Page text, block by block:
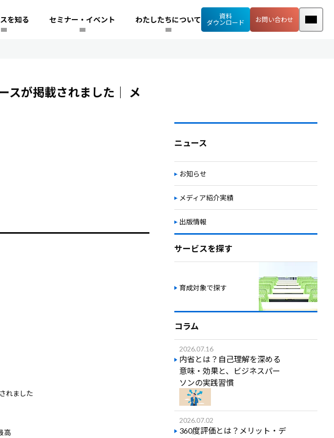
を知る セミナー・イベント わたしたちについて
資料
ダウンロード
お問い合わせ
スが掲載されました｜ メ
れました
高
ニュース
お知らせ
メディア紹介実績
出版情報
サービスを探す
育成対象で探す
コラム
2026.07.16
内省とは？自己理解を深める
意味・効果と、ビジネスパー
ソンの実践習慣
2026.07.02
360度評価とは？メリット・デ